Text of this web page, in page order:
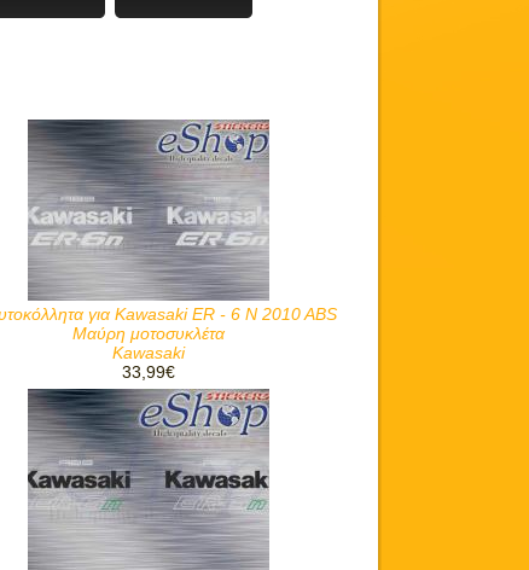
για Kawasaki ER - 6 N 2010 ABS
Μαύρη μοτοσυκλέτα
Kawasaki
33,99€